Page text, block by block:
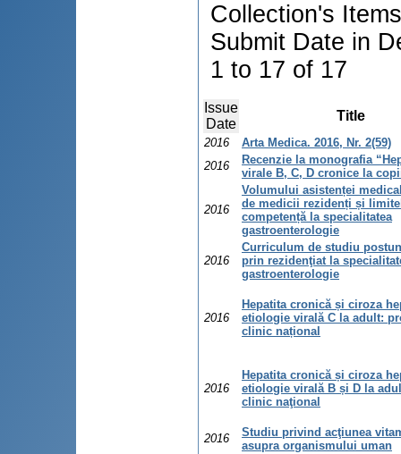
Collection's
Submit Date in
1 to 17 of 17
Issue
Date
Title
2016
Arta Medica. 2016, Nr. 2(59)
2016
Recenzie la monografia
virale B, C, D cronice la
2016
Volumului asistenței
de medicii rezidenți și
competență la specialitatea
gastroenterologie
2016
Curriculum de studiu
prin rezidenţiat la
gastroenterologie
2016
Hepatita cronică și ciroza
etiologie virală C la adult:
clinic național
2016
Hepatita cronică și ciroza
etiologie virală B și D la
clinic naţional
2016
Studiu privind acţiunea
asupra organismului uman